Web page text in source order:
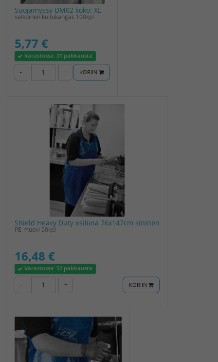
Suojamyssy DM02 koko: XL
valkoinen kuitukangas 100kpl
5,77 €
Varastossa:31 pakkausta
- + KORIIN
Shield Heavy Duty esiliina 76x147cm sininen
PE-muovi 50kpl
16,48 €
Varastossa:52 pakkausta
- + KORIIN